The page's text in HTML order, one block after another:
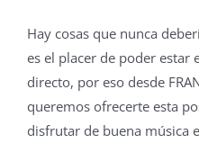
Hay cosas que nunca
es el placer de poder estar
directo, por eso desde
queremos ofrecerte esta
disfrutar de buena música